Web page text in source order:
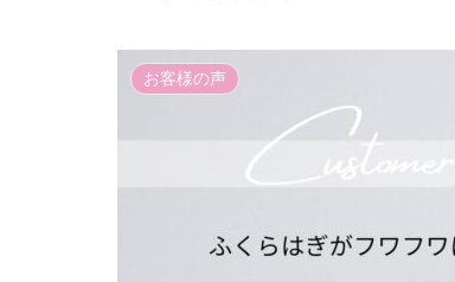
お客様の声